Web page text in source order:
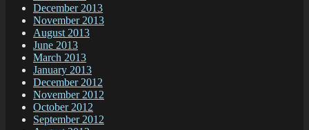
December 2013
November 2013
August 2013
June 2013
March 2013
January 2013
December 2012
November 2012
October 2012
September 2012